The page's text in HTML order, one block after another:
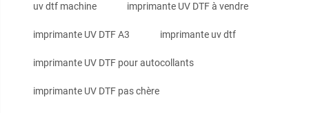
uv dtf machine imprimante UV DTF à vendre
imprimante UV DTF A3 imprimante uv dtf
imprimante UV DTF pour autocollants
imprimante UV DTF pas chère